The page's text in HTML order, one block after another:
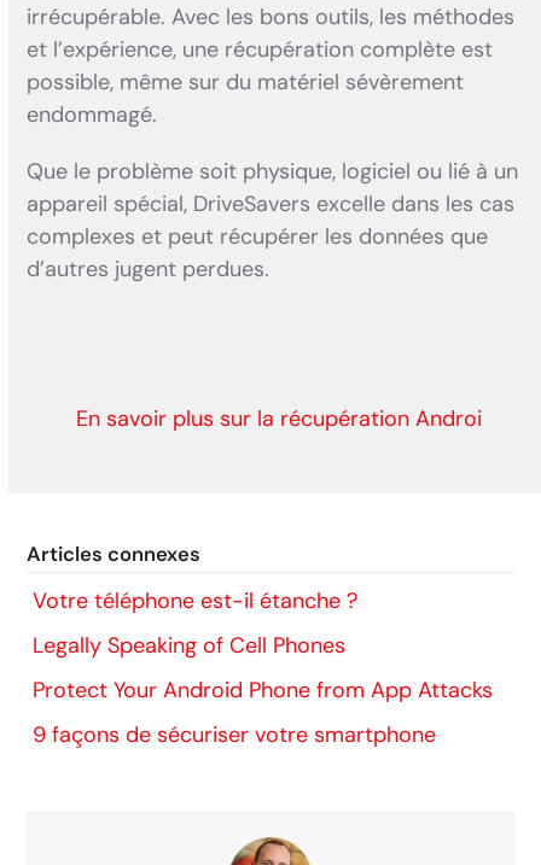
irrécupérable. Avec les bons outils, les méthodes
et l’expérience, une récupération complète est
possible, même sur du matériel sévèrement
endommagé.
Que le problème soit physique, logiciel ou lié à un
appareil spécial, DriveSavers excelle dans les cas
complexes et peut récupérer les données que
d’autres jugent perdues.
En savoir plus sur la récupération Androi
Articles connexes
Votre téléphone est-il étanche ?
Legally Speaking of Cell Phones
Protect Your Android Phone from App Attacks
9 façons de sécuriser votre smartphone